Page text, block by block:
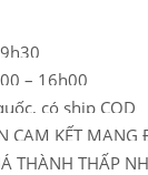
– 16h00
có ship COD
CAM KẾT MANG
THÀNH THẤP